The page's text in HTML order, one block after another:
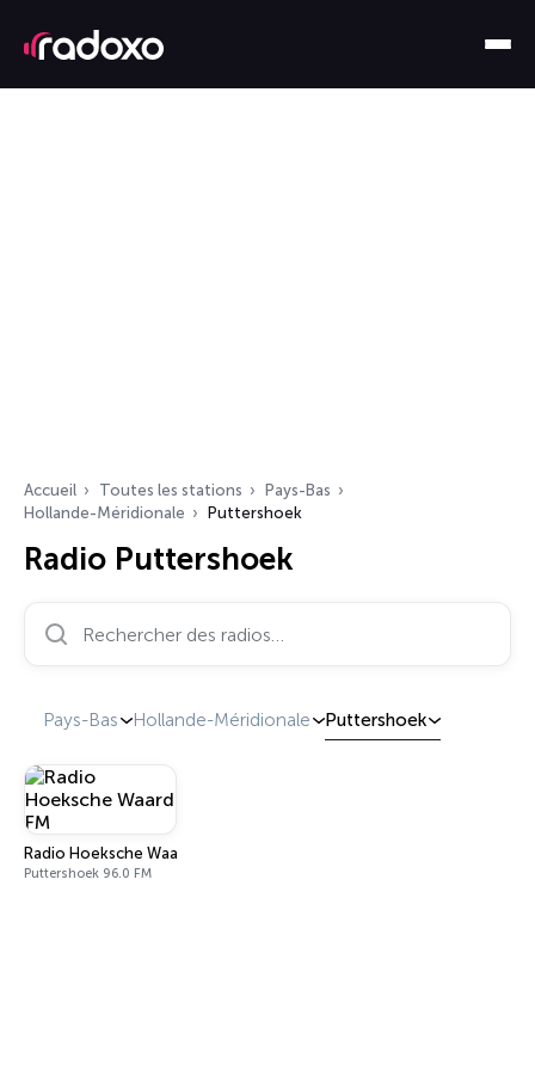
Accueil Toutes les stations
Pays-Bas
Hollande-Méridionale
Puttershoek
Radio Puttershoek
Pays-Bas Hollande-Méridionale Puttershoek
Radio Hoeksche Waard FM
Puttershoek 96.0 FM